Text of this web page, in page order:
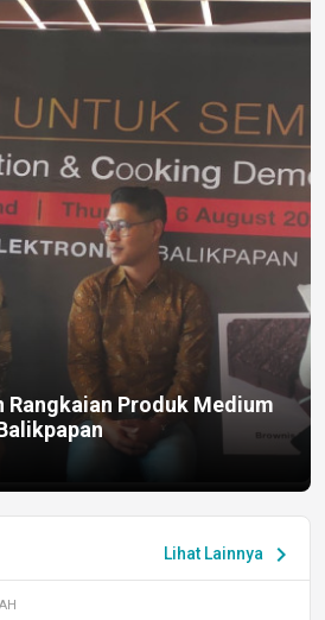
Rangkaian Produk Medium
Lihat Lainnya chevron_right